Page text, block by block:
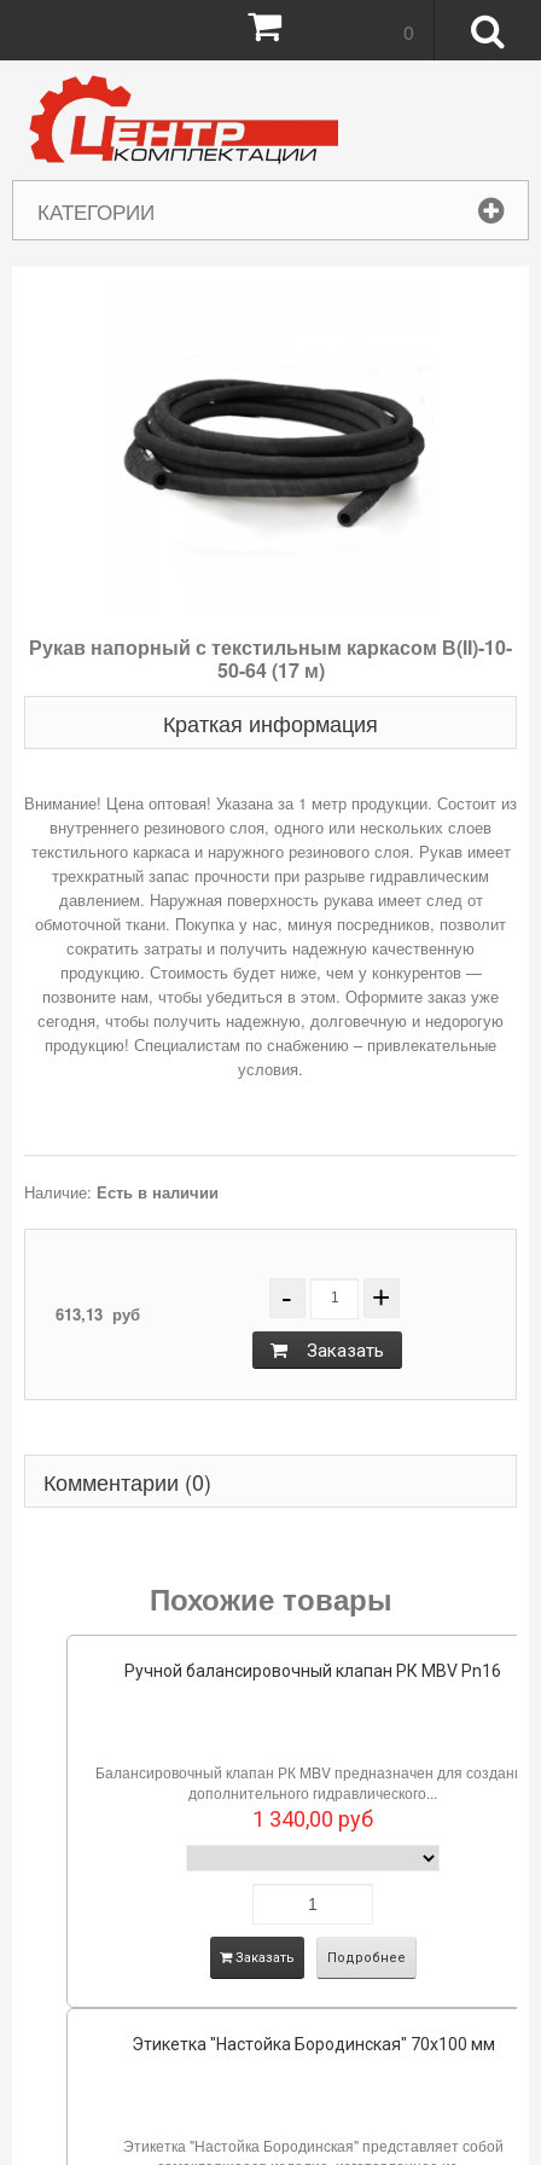
КАТЕГОРИИ
0
Рукав напорный с текстильным каркасом В(II)-10-
50-64 (17 м)
Краткая информация
Внимание! Цена оптовая! Указана за 1 метр продукции. Состоит из
внутреннего резинового слоя, одного или нескольких слоев
текстильного каркаса и наружного резинового слоя. Рукав имеет
трехкратный запас прочности при разрыве гидравлическим
давлением. Наружная поверхность рукава имеет след от
обмоточной ткани. Покупка у нас, минуя посредников, позволит
сократить затраты и получить надежную качественную
продукцию. Стоимость будет ниже, чем у конкурентов —
позвоните нам, чтобы убедиться в этом. Оформите заказ уже
сегодня, чтобы получить надежную, долговечную и недорогую
продукцию! Специалистам по снабжению – привлекательные
условия.
Наличие: Есть в наличии
613,13руб - +
Заказать
Комментарии (0)
Похожие товары
Ручной балансировочный клапан РК MBV Pn16
Балансировочный клапан РК MBV предназначен для создания
дополнительного гидравлического...
1 340,00 руб
Заказать Подробнее
Этикетка "Настойка Бородинская" 70х100 мм
Этикетка "Настойка Бородинская" представляет собой